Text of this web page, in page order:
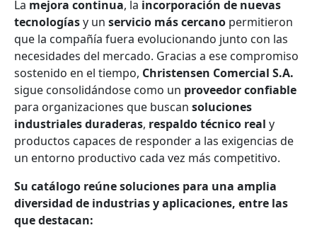
La mejora continua, la incorporación de nuevas
tecnologíasy un servicio más cercano permitieron
que la compañía fuera evolucionando junto con las
necesidades del mercado. Gracias a ese compromiso
sostenido en el tiempo, Christensen Comercial S.A.
sigue consolidándose como un proveedor confiable
para organizaciones que buscan soluciones
industriales duraderas, respaldo técnico real y
productos capaces de responder a las exigencias de
un entorno productivo cada vez más competitivo.
Su catálogo reúne soluciones para una amplia
diversidad de industrias y aplicaciones, entre las
que destacan: